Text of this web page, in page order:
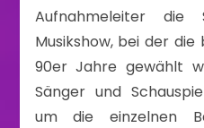
Aufnahmeleiter
Musikshow, bei der
90er Jahre gewählt
Sänger und
um die einzelnen